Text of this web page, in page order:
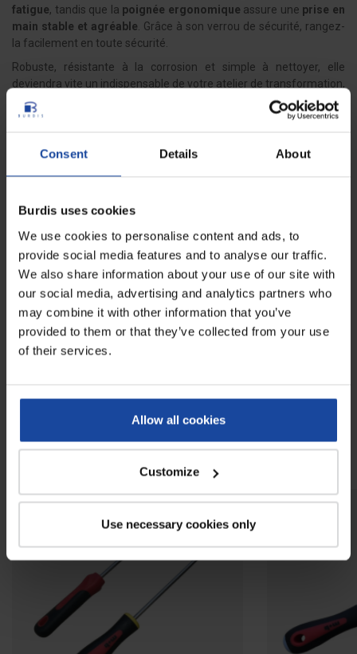
Consent Details About
Burdis uses cookies
We use cookies to personalise content and ads, to
provide social media features and to analyse our traffic.
We also share information about your use of our site with
our social media, advertising and analytics partners who
may combine it with other information that you’ve
provided to them or that they’ve collected from your use
of their services.
Allow all cookies
Customize
Use necessary cookies only
fatigue, tandis que la poignée ergonomique assure une prise en
main stable et agréable . Grâce à son verrou de sécurité, rangez-
la facilement en toute sécurité.
Robuste, résistante à la corrosion et simple à nettoyer, elle
deviendra vite un indispensable de votre atelier de transformation,
aussi pratique pour toutes sortes de
volailles entières que pour la
découpe du cou ou des ailes par exemple
Poids 0,145 kg
Coloris noir
Avis
À voir également